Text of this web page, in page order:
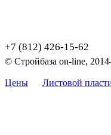
+7 (812) 426-15-62
© Стройбаза on-line,
Цены Листовой